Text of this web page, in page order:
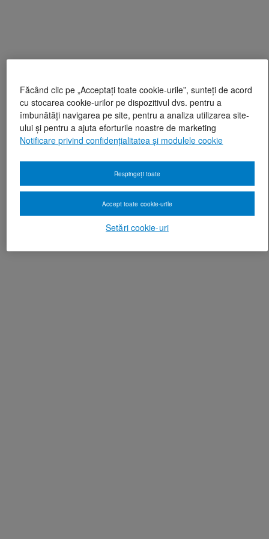
Făcând clic pe „Acceptați toate cookie-urile”, sunteți de acord
cu stocarea cookie-urilor pe dispozitivul dvs. pentru a
îmbunătăți navigarea pe site, pentru a analiza utilizarea site-
ului și pentru a ajuta eforturile noastre de marketing
Notificare privind confidențialitatea și modulele cookie
Setări cookie-uri
Respingeți toate
Accept toate cookie-urile